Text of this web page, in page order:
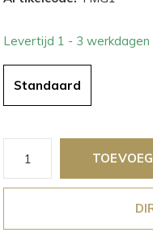
Levertijd 1 - 3 werkdagen
Standaard